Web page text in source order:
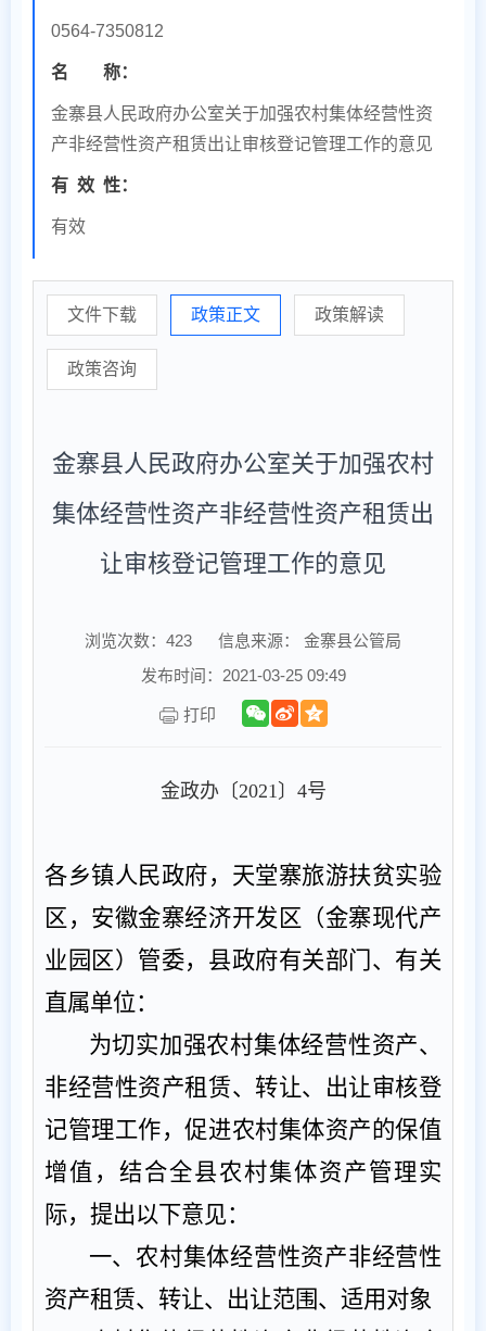
0564-7350812
名 称：
金寨县人民政府办公室关于加强农村集体经营性资
产非经营性资产租赁出让审核登记管理工作的意见
有 效 性：
有效
文件下载 政策正文 政策解读
政策咨询
金寨县人民政府办公室关于加强农村
集体经营性资产非经营性资产租赁出
让审核登记管理工作的意见
浏览次数： 423
信息来源： 金寨县公管局
发布时间：2021-03-25 09:49
打印
金政办〔2021〕 4号
各乡镇人民政府，天堂寨旅游扶贫实验
区，安徽金寨经济开发区（金寨现代产
业园区）管委，县政府有关部门、有关
直属单位：
为切实加强农村集体经营性资产、
非经营性资产租赁、转让、出让审核登
记管理工作，促进农村集体资产的保值
增值，结合全县农村集体资产管理实
际，提出以下意见：
一、 农村集体经营性资产非经营性
资产租赁、转让、出让范围、适用对象